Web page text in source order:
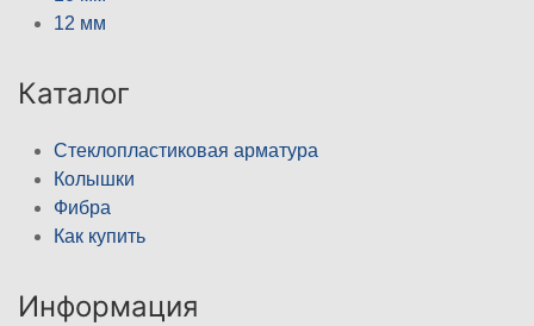
12 мм
Каталог
Стеклопластиковая арматура
Колышки
Фибра
Как купить
Информация